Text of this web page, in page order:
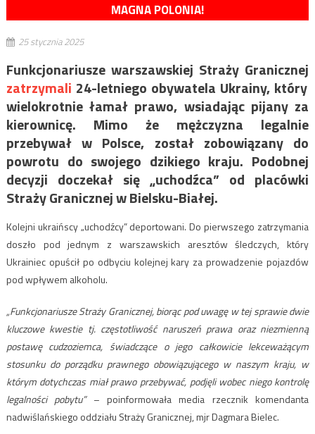
MAGNA POLONIA!
25 stycznia 2025
Funkcjonariusze warszawskiej Straży Granicznej
zatrzymali 24-letniego obywatela Ukrainy, który
wielokrotnie łamał prawo, wsiadając pijany za
kierownicę. Mimo że mężczyzna legalnie
przebywał w Polsce, został zobowiązany do
powrotu do swojego dzikiego kraju. Podobnej
decyzji doczekał się „uchodźca” od placówki
Straży Granicznej w Bielsku-Białej.
Kolejni ukraińscy „uchodźcy” deportowani. Do pierwszego zatrzymania
doszło pod jednym z warszawskich aresztów śledczych, który
Ukrainiec opuścił po odbyciu kolejnej kary za prowadzenie pojazdów
pod wpływem alkoholu.
„Funkcjonariusze Straży Granicznej, biorąc pod uwagę w tej sprawie dwie
kluczowe kwestie tj. częstotliwość naruszeń prawa oraz niezmienną
postawę cudzoziemca, świadczące o jego całkowicie lekceważącym
stosunku do porządku prawnego obowiązującego w naszym kraju, w
którym dotychczas miał prawo przebywać, podjęli wobec niego kontrolę
legalności pobytu”– poinformowała media rzecznik komendanta
nadwiślańskiego oddziału Straży Granicznej, mjr Dagmara Bielec.